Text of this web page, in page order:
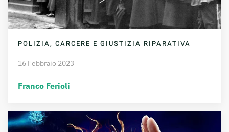
POLIZIA, CARCERE E GIUSTIZIA RIPARATIVA
16 Febbraio 2023
Franco Ferioli